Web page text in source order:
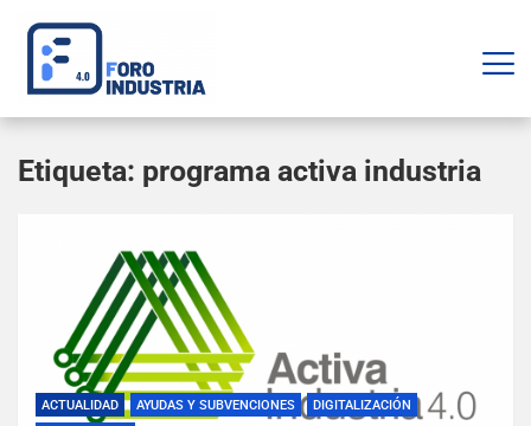
Etiqueta: programa activa industria
ACTUALIDAD AYUDAS Y SUBVENCIONES
DIGITALIZACIÓN